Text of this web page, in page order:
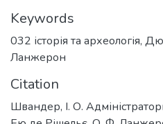
Keywords
032 історія та археологія,
Ланжерон
Citation
Швандер, І. О.